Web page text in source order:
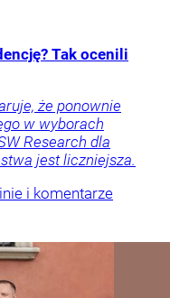
Tak ocenili
że ponownie
w wyborach
Research dla
jest liczniejsza.
i komentarze